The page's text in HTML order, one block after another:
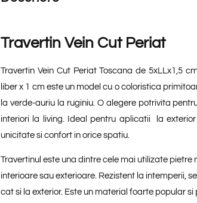
Travertin Vein Cut Periat
Travertin Vein Cut Periat Toscana de 5xLLx1,5
liber x 1 cm este un model cu o coloristica
la verde-auriu la ruginiu. O alegere potrivita
interiori la living. Ideal pentru aplicatii la
unicitate si confort in orice spatiu.
Travertinul este una dintre cele mai utilizate
interioare sau exterioare. Rezistent la intemperii,
cat si la exterior. Este un material foarte popular